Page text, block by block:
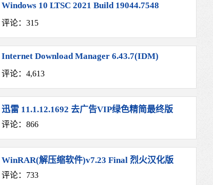
Windows 10 LTSC 2021 Build 19044.7548
评论：315
Internet Download Manager 6.43.7(IDM)
评论：4,613
迅雷 11.1.12.1692 去广告VIP绿色精简最终版
评论：866
WinRAR(解压缩软件)v7.23 Final 烈火汉化版
评论：733